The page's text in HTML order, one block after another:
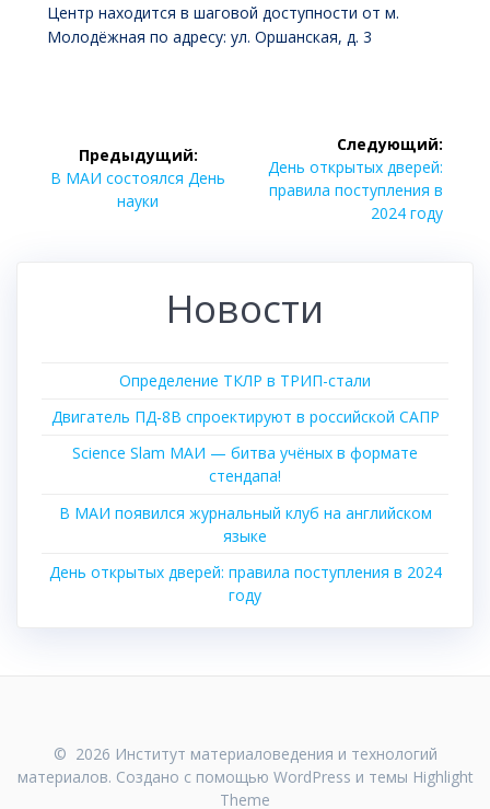
Центр находится в шаговой доступности от м.
Молодёжная по адресу: ул. Оршанская, д. 3
по
записям
Предыдущий:
Предыдущая
В МАИ состоялся День
науки
Следующий:
Следующая
запись:
День открытых дверей:
правила поступления в
2024 году
Новости
Определение ТКЛР в ТРИП-стали
Двигатель ПД-8В спроектируют в российской САПР
Science Slam МАИ — битва учёных в формате
стендапа!
В МАИ появился журнальный клуб на английском
языке
День открытых дверей: правила поступления в 2024
году
© 2026 Институт материаловедения и технологий
материалов. Создано с помощью WordPress и темы Highlight
Theme